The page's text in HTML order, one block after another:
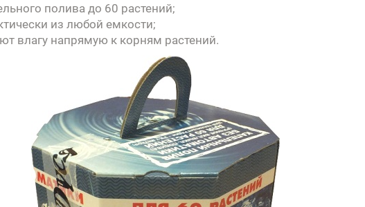
полива до 60 растений;
из любой емкости;
влагу напрямую к корням растений.